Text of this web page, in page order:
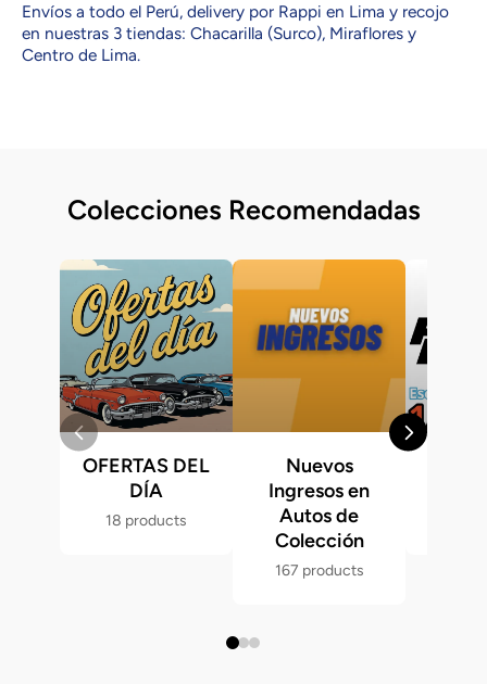
Envíos a todo el Perú, delivery por Rappi en Lima y recojo
en nuestras 3 tiendas: Chacarilla (Surco), Miraflores y
Centro de Lima.
Colecciones Recomendadas
OFERTAS DEL
DÍA
18 products
Nuevos
Ingresos en
Autos de
Colección
167 products